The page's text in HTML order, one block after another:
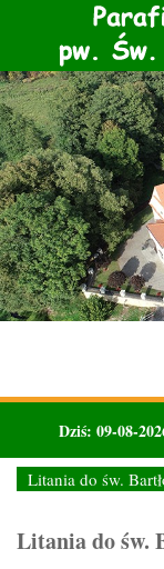
content
Dziś: 09-08-
Litania do św.
Litania do św.